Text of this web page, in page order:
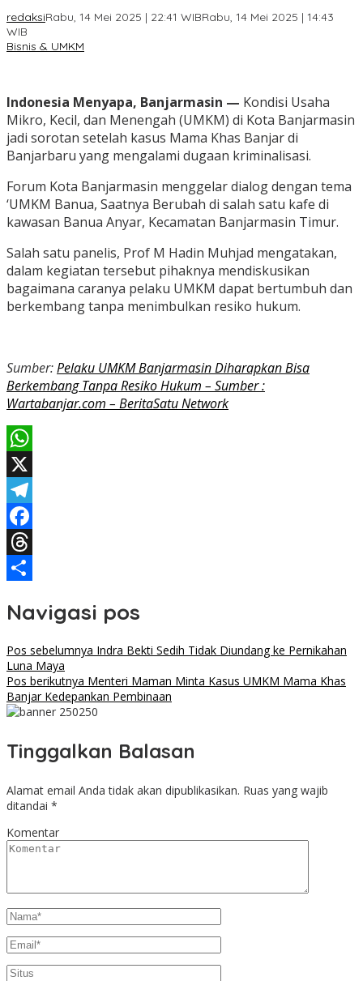
redaksiRabu, 14 Mei 2025 | 22:41 WIBRabu, 14 Mei 2025 | 14:43
WIB
Bisnis & UMKM
Indonesia Menyapa, Banjarmasin — Kondisi Usaha
Mikro, Kecil, dan Menengah (UMKM) di Kota Banjarmasin
jadi sorotan setelah kasus Mama Khas Banjar di
Banjarbaru yang mengalami dugaan kriminalisasi.
Forum Kota Banjarmasin menggelar dialog dengan tema
‘UMKM Banua, Saatnya Berubah di salah satu kafe di
kawasan Banua Anyar, Kecamatan Banjarmasin Timur.
Salah satu panelis, Prof M Hadin Muhjad mengatakan,
dalam kegiatan tersebut pihaknya mendiskusikan
bagaimana caranya pelaku UMKM dapat bertumbuh dan
berkembang tanpa menimbulkan resiko hukum.
Sumber:Pelaku UMKM Banjarmasin Diharapkan Bisa
Berkembang Tanpa Resiko Hukum – Sumber :
Wartabanjar.com – BeritaSatu Network
WhatsApp
X
Telegram
Facebook
Threads
Navigasi pos
Pos sebelumnya Indra Bekti Sedih Tidak Diundang ke Pernikahan
Luna Maya
Pos berikutnya Menteri Maman Minta Kasus UMKM Mama Khas
Banjar Kedepankan Pembinaan
Tinggalkan Balasan
Alamat email Anda tidak akan dipublikasikan. Ruas yang wajib
ditandai *
Komentar